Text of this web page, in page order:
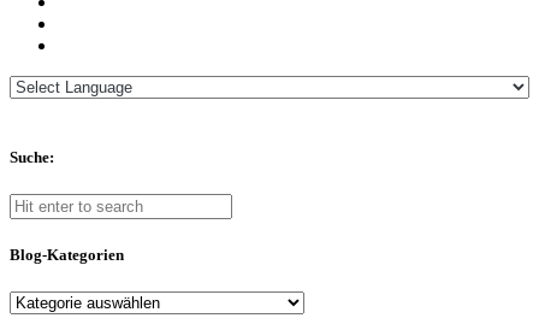
Suche:
Blog-Kategorien
Blog-